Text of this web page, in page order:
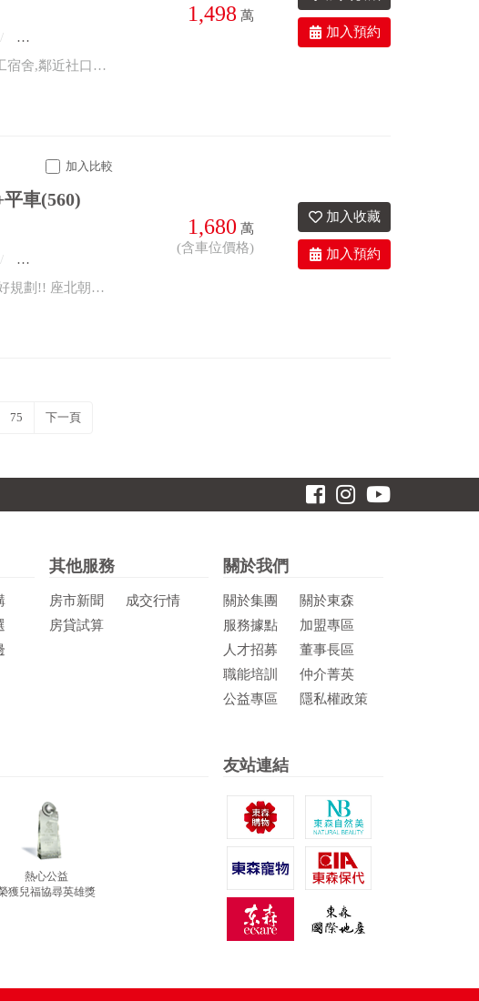
1,498 萬
4房2廳3衛
工業住宅,可三照,邊間,採光佳,有承租旁邊,使用空間大,適小型加工,員工宿舍,鄰近社口商圈,學區!!
加入比較
車(560)
1,680 萬
(含車位價格)
4房2廳2衛 有車位
座東北朝西南
高樓層,視野佳,三面採光,通風良好,大四房+平車,主+附42.85坪,空間大好規劃!! 座北朝南,屋況好即可入住,鄰近臨港路,台61.三井outlet,交通便利!!
75 下一頁
其他服務
房市新聞
成交行情
房貸試算
關於我們
關於集團
關於東森
服務據點
加盟專區
人才招募
董事長區
職能培訓
仲介菁英
公益專區
隱私權政策
熱心公益
獲兒福協尋英雄獎
友站連結